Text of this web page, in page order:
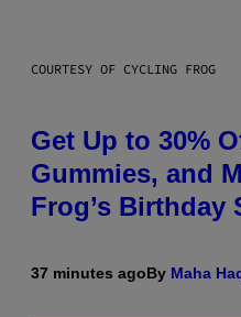
COURTESY OF CYCLING FROG
Get Up to 30%
Gummies, and
Frog’s Birthday
37 minutes agoBy Maha